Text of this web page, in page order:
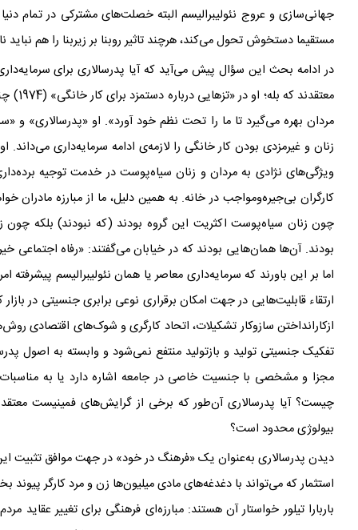
جهانی‌سازی و عروج نئولیبرالیسم البته خصلتهای مشترکی در تمام
مستقیما دستخوش تحول میکند، هرچند تاثیر روبنا بر زیربنا را هم
در ادامهبحث این سؤال پیش میآید که آیا پدرسالاری برای سرمایه
معتقدند که بله؛ او در «تزهایی درباره دستمزد برای کار خانگی» (1974
)
مردان بهره میگیرد تا ما را تحت نظم خود آورد». او «پدرسالاری» و
زنان و غیرمزدی بودن کار خانگی را لازمهی ادامه سرمایهداری میداند.
ویژگیهای نژادی به مردان و زنان سیاهپوست در خدمت توجیه برده
کارگران بیجیره‌و‌مواجب در خانه. به همین دلیل، ما از مبارزهمادران
چون زنان سیاهپوست اکثریت این گروه بودند (که نبودند) بلکه چون
بودند. آنها همانهایی بودند که در خیابان می
اما بر این باورند که سرمایهداری معاصر یا همان نئولیبرالیسم پیشرفته
ارتقاء قابلیتهایی در جهت امکان برقراری نوعی برابری جنسیتی در بازار
ازکارانداختن سازوکار تشکیلات، اتحاد کارگری و شوکهای اقتصادی روش
تفکیک جنسیتی تولید و بازتولید منتفع نمیشود و وابسته به اصول
مجزا و مشخصی با جنسیت خاصی در جامعه اشاره دارد یا به
چیست؟ آیا پدرسالاری آنطور که برخی از گرایشهای فمینیست معتقد
بیولوژی محدود است؟
دیدن پدرسالاری به‌عنوان یک «فرهنگ در خود» در جهت موافق تثبیت این
استثمار که میتواند با دغدغههای مادی میلیونها زن و مرد کارگر پیوند
باربارا تیلور خواستار آن هستند: مبارزه‌ای فرهنگی برای تغییر عقاید